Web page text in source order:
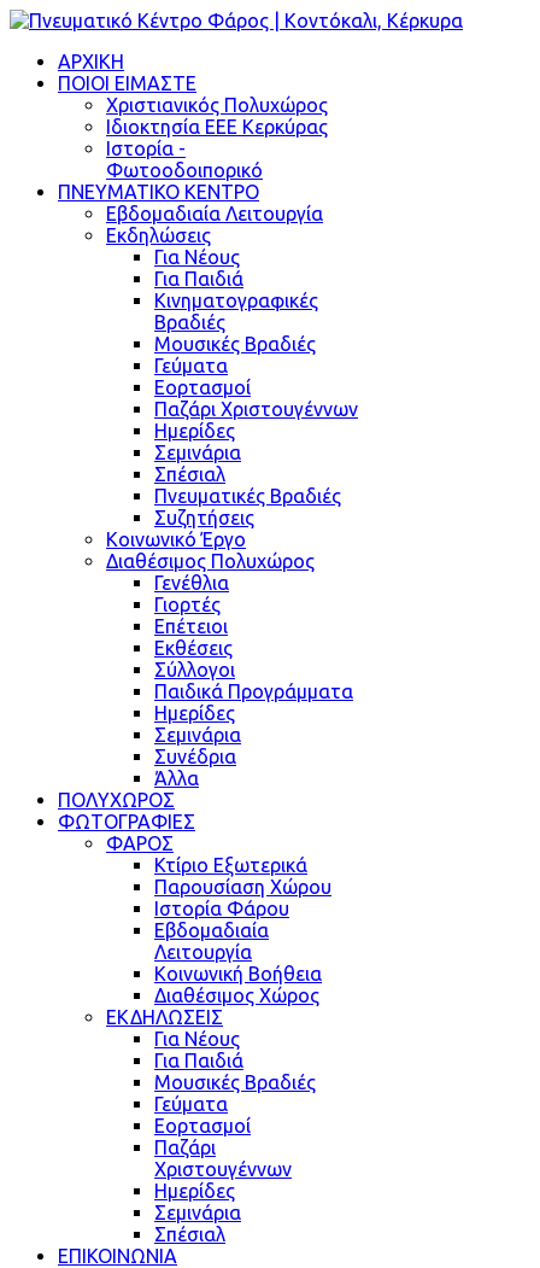
ΑΡΧΙΚΗ
ΠΟΙΟΙ ΕΙΜΑΣΤΕ
Χριστιανικός Πολυχώρος
Ιδιοκτησία ΕΕΕ Κερκύρας
Ιστορία -
Φωτοοδοιπορικό
ΠΝΕΥΜΑΤΙΚΟ ΚΕΝΤΡΟ
Εβδομαδιαία Λειτουργία
Εκδηλώσεις
Για Νέους
Για Παιδιά
Κινηματογραφικές
Βραδιές
Μουσικές Βραδιές
Γεύματα
Εορτασμοί
Παζάρι Χριστουγέννων
Ημερίδες
Σεμινάρια
Σπέσιαλ
Πνευματικές Βραδιές
Συζητήσεις
Κοινωνικό Έργο
Διαθέσιμος Πολυχώρος
Γενέθλια
Γιορτές
Επέτειοι
Εκθέσεις
Σύλλογοι
Παιδικά Προγράμματα
Ημερίδες
Σεμινάρια
Συνέδρια
Άλλα
ΠΟΛΥΧΩΡΟΣ
ΦΩΤΟΓΡΑΦΙΕΣ
ΦΑΡΟΣ
Κτίριο Εξωτερικά
Παρουσίαση Χώρου
Ιστορία Φάρου
Εβδομαδιαία
Λειτουργία
Κοινωνική Βοήθεια
Διαθέσιμος Χώρος
ΕΚΔΗΛΩΣΕΙΣ
Για Νέους
Για Παιδιά
Μουσικές Βραδιές
Γεύματα
Εορτασμοί
Παζάρι
Χριστουγέννων
Ημερίδες
Σεμινάρια
Σπέσιαλ
ΕΠΙΚΟΙΝΩΝΙΑ